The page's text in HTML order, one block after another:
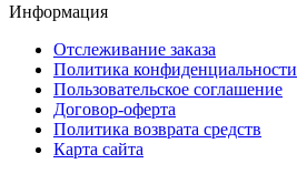
Информация
Отслеживание заказа
Политика конфиденциальности
Пользовательское соглашение
Договор-оферта
Политика возврата средств
Карта сайта